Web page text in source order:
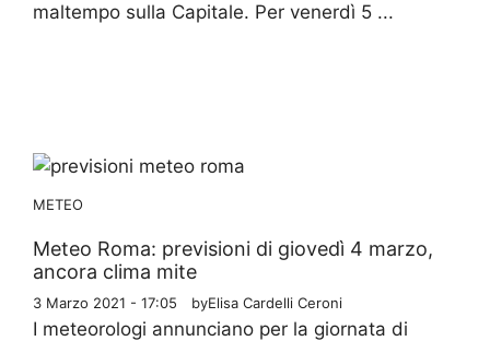
maltempo sulla Capitale. Per venerdì 5 ...
METEO
Meteo Roma: previsioni di giovedì 4 marzo,
ancora clima mite
3 Marzo 2021 - 17:05 byElisa Cardelli Ceroni
I meteorologi annunciano per la giornata di